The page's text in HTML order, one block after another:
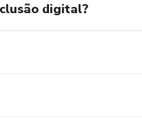
digital?